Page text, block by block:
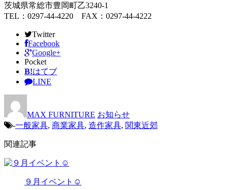
茨城県常総市豊岡町乙3240-1
TEL：0297-44-4220 FAX：0297-44-4222
Twitter
Facebook
Google+
Pocket
B!はてブ
LINE
MAX FURNITURE お知らせ
-一般家具, 商業家具, 造作家具, 関東近郊
関連記事
９月イベント☺